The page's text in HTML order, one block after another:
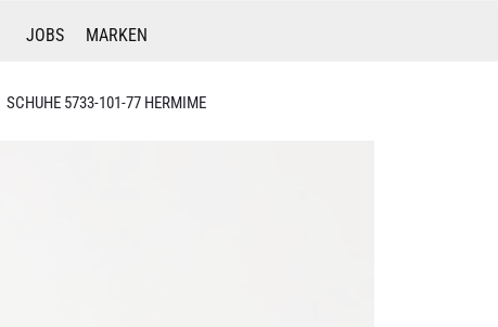
JOBS MARKEN
SCHUHE 5733-101-77 HERMIME